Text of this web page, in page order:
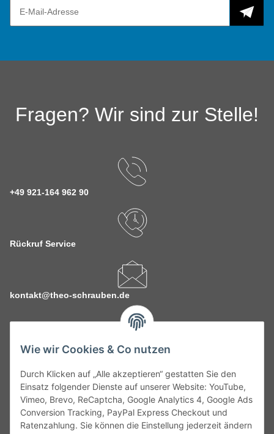
Wie wir Cookies & Co nutzen
Durch Klicken auf „Alle akzeptieren“ gestatten Sie den
Einsatz folgender Dienste auf unserer Website: YouTube,
Vimeo, Brevo, ReCaptcha, Google Analytics 4, Google Ads
Conversion Tracking, PayPal Express Checkout und
Ratenzahlung. Sie können die Einstellung jederzeit ändern
Fragen? Wir sind zur Stelle!
+49 921-164 962 90
Rückruf Service
kontakt@theo-schrauben.de
Service
Gesetzliche Informationen